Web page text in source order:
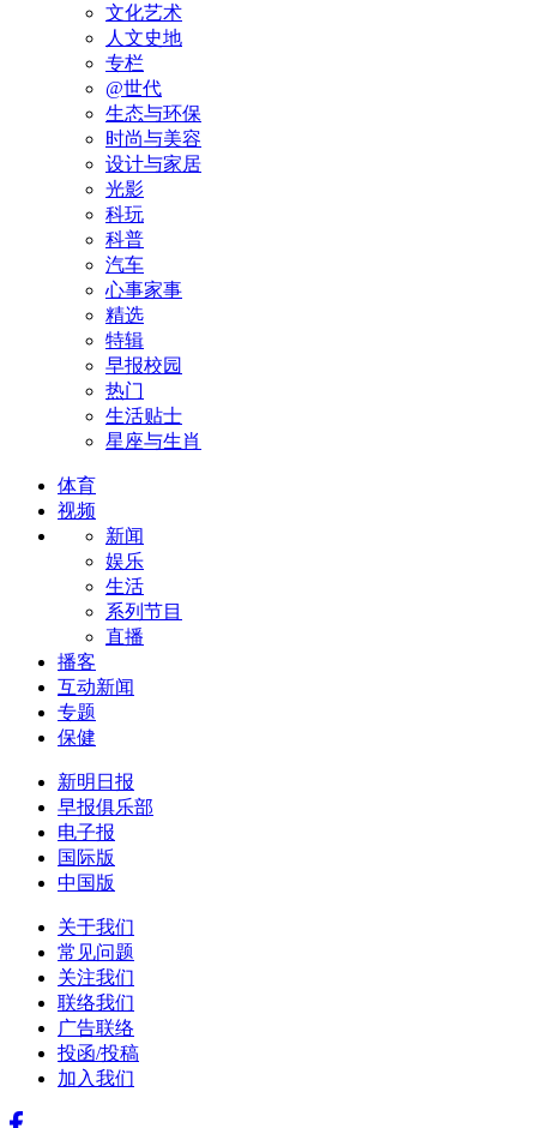
文化艺术
人文史地
专栏
@世代
生态与环保
时尚与美容
设计与家居
光影
科玩
科普
汽车
心事家事
精选
特辑
早报校园
热门
生活贴士
星座与生肖
体育
视频
新闻
娱乐
生活
系列节目
直播
播客
互动新闻
专题
保健
新明日报
早报俱乐部
电子报
国际版
中国版
关于我们
常见问题
关注我们
联络我们
广告联络
投函/投稿
加入我们